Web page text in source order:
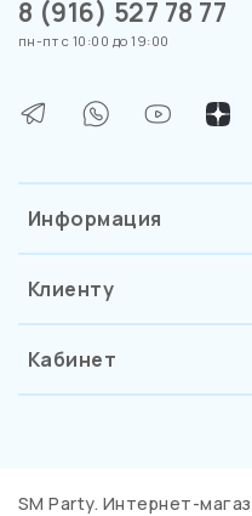
Информация
Клиенту
Кабинет
8 (916) 527 78 77
пн-пт с 10:00 до 19:00
SM Party. Интернет-